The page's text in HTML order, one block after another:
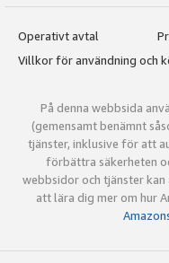
Operativt avtal
Villkor för användning och
På denna webbsida
(gemensamt benämnt
tjänster, inklusive för att
förbättra säkerheten
webbsidor och tjänster
att lära dig mer om hur